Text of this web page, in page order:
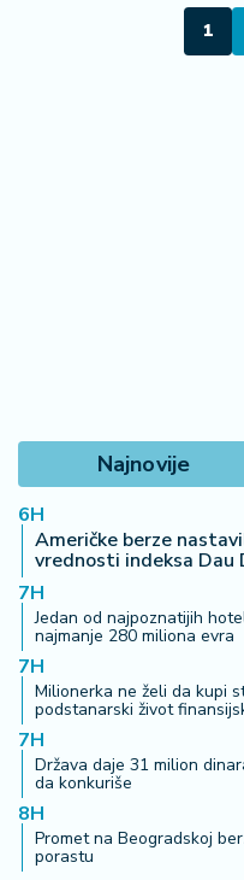
1
Najnovije
6H
Američke berze
vrednosti indeksa Dau
7H
Jedan od najpoznatijih
najmanje 280 miliona evra
7H
Milionerka ne želi da kupi
podstanarski život
7H
Država daje 31 milion
da konkuriše
8H
Promet na Beogradskoj
porastu